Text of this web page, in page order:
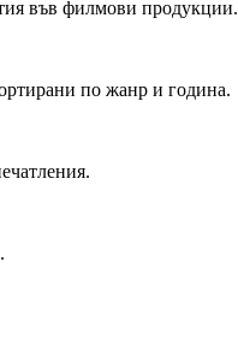
във филмови продукции.
по жанр и година.